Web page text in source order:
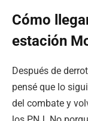
Cómo
estación
Después de
pensé que lo
del combate y